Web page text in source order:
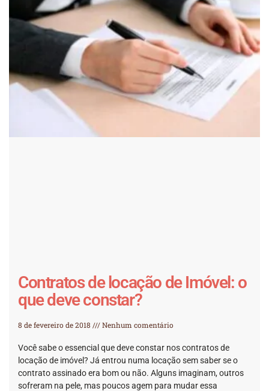
Contratos de locação de Imóvel: o
que deve constar?
8 de fevereiro de 2018 Nenhum comentário
Você sabe o essencial que deve constar nos contratos de
locação de imóvel? Já entrou numa locação sem saber se o
contrato assinado era bom ou não. Alguns imaginam, outros
sofreram na pele, mas poucos agem para mudar essa